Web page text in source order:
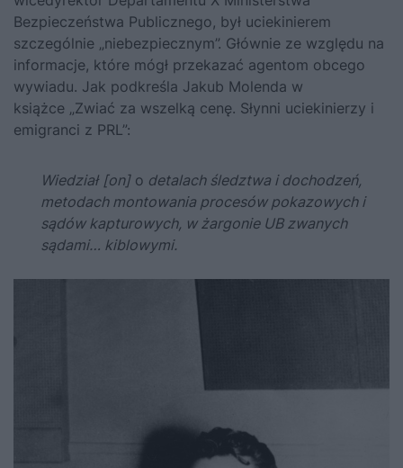
Bezpieczeństwa Publicznego, był uciekinierem
szczególnie „niebezpiecznym”. Głównie ze względu na
informacje, które mógł przekazać agentom obcego
wywiadu. Jak podkreśla Jakub Molenda w
książce „Zwiać za wszelką cenę. Słynni uciekinierzy i
emigranci z PRL”:
Wiedział [on]o detalach śledztwa i dochodzeń,
metodach montowania procesów pokazowych i
sądów kapturowych, w żargonie UB zwanych
sądami… kiblowymi.